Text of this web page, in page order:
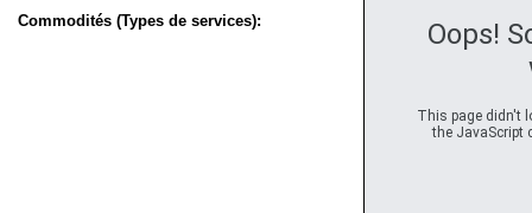
Oops!
This page didn't
the JavaScript
Commodités (Types de services):